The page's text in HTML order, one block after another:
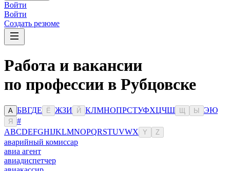
Войти
Войти
Создать резюме
Работа и вакансии
по профессии в Рубцовске
А БВГДЕ Ё ЖЗИ Й КЛМНОПРСТУФХЦЧШ Ы ЭЮ
Я
#
ABCDEFGHIJKLMNOPQRSTUVWX Y Z
аварийный комиссар
авиа агент
авиадиспетчер